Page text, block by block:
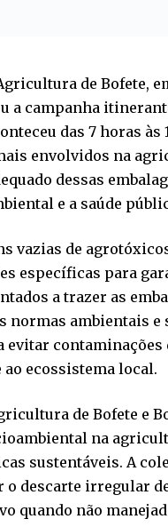
de Bofete,
a campanha
das 7 horas às
envolvidos na
dessas
e a saúde
vazias de
específicas para
a trazer as
ambientais e
contaminações
ecossistema local.
de Bofete e
na
sustentáveis. A
o descarte irregular
quando não